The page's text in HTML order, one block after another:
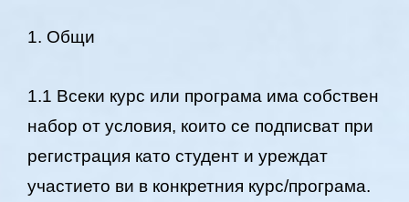
1. Общи
1.1 Всеки курс или програма има собствен
набор от условия, които се подписват при
регистрация като студент и уреждат
участието ви в конкретния курс/програма.